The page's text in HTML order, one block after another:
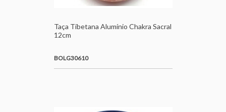
Taça Tibetana Alumínio Chakra Sacral
12cm
BOLG30610